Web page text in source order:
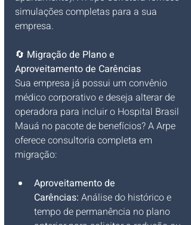
simulações completas para a sua
empresa.
🔄 Migração de Plano e
Aproveitamento de Carências
Sua empresa já possui um convênio
médico corporativo e deseja alterar de
operadora para incluir o Hospital Brasil
Mauá no pacote de benefícios? A Arpe
oferece consultoria completa em
migração:
Aproveitamento de
Carências: Análise do histórico e
tempo de permanência no plano